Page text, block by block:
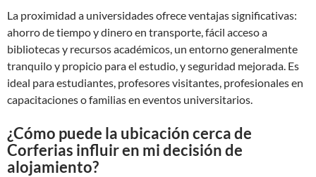
La proximidad a universidades ofrece ventajas significativas:
ahorro de tiempo y dinero en transporte, fácil acceso a
bibliotecas y recursos académicos, un entorno generalmente
tranquilo y propicio para el estudio, y seguridad mejorada. Es
ideal para estudiantes, profesores visitantes, profesionales en
capacitaciones o familias en eventos universitarios.
¿Cómo puede la ubicación cerca de
Corferias influir en mi decisión de
alojamiento?